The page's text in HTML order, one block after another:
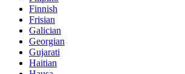
Finnish
Frisian
Galician
Georgian
Gujarati
Haitian